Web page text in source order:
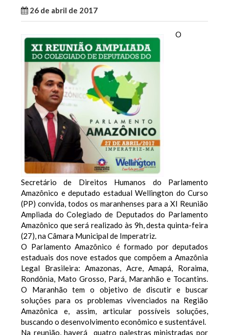
26 de abril de 2017
O
Secretário de Direitos Humanos do Parlamento
Amazônico e deputado estadual Wellington do Curso
(PP) convida, todos os maranhenses para a XI Reunião
Ampliada do Colegiado de Deputados do Parlamento
Amazônico que será realizado às 9h, desta quinta-feira
(27), na Câmara Municipal de Imperatriz.
O Parlamento Amazônico é formado por deputados
estaduais dos nove estados que compõem a Amazônia
Legal Brasileira: Amazonas, Acre, Amapá, Roraima,
Rondônia, Mato Grosso, Pará, Maranhão e Tocantins.
O Maranhão tem o objetivo de discutir e buscar
soluções para os problemas vivenciados na Região
Amazônica e, assim, articular possíveis soluções,
buscando o desenvolvimento econômico e sustentável.
Na reunião, haverá quatro palestras ministradas por